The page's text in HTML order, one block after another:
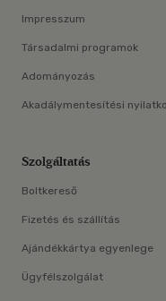
Impresszum
Társadalmi programok
Adományozás
Akadálymentesítési
Szolgáltatás
Boltkereső
Fizetés és szállítás
Ajándékkártya egyenlege
Ügyfélszolgálat